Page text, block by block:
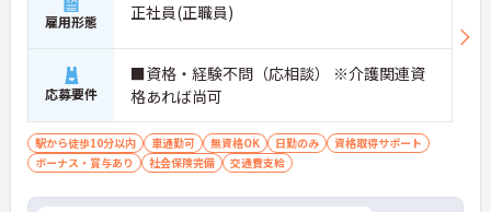
雇用形態 正社員(正職員)
応募要件
■資格・経験不問（応相談） ※介護関連資
格あれば尚可
駅から徒歩10分以内 車通勤可 無資格OK 日勤のみ
資格取得サポート
ボーナス・賞与あり
社会保険完備 交通費支給